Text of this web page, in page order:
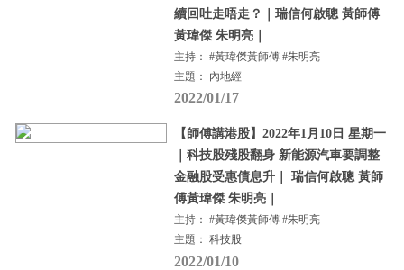
續回吐走唔走？｜瑞信何啟聰 黃師傅
黃瑋傑 朱明亮｜
主持： #黃瑋傑黃師傅 #朱明亮
主題： 內地經
2022/01/17
【師傅講港股】2022年1月10日 星期一
｜科技股殘股翻身 新能源汽車要調整
金融股受惠債息升｜ 瑞信何啟聰 黃師
傅黃瑋傑 朱明亮｜
主持： #黃瑋傑黃師傅 #朱明亮
主題： 科技股
2022/01/10